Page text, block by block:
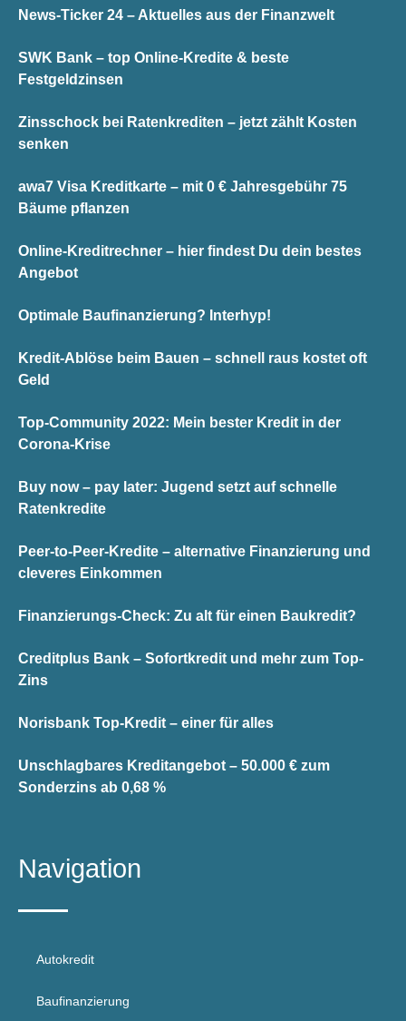
News-Ticker 24 – Aktuelles aus der Finanzwelt
SWK Bank – top Online-Kredite & beste
Festgeldzinsen
Zinsschock bei Ratenkrediten – jetzt zählt Kosten
senken
awa7 Visa Kreditkarte – mit 0 € Jahresgebühr 75
Bäume pflanzen
Online-Kreditrechner – hier findest Du dein bestes
Angebot
Optimale Baufinanzierung? Interhyp!
Kredit-Ablöse beim Bauen – schnell raus kostet oft
Geld
Top-Community 2022: Mein bester Kredit in der
Corona-Krise
Buy now – pay later: Jugend setzt auf schnelle
Ratenkredite
Peer-to-Peer-Kredite – alternative Finanzierung und
cleveres Einkommen
Finanzierungs-Check: Zu alt für einen Baukredit?
Creditplus Bank – Sofortkredit und mehr zum Top-
Zins
Norisbank Top-Kredit – einer für alles
Unschlagbares Kreditangebot – 50.000 € zum
Sonderzins ab 0,68 %
Navigation
Autokredit
Baufinanzierung